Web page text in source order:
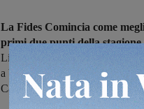
La Fides Comincia come
primi due punti della stagione
Livorno. Esordio difficile in
a Vaiano per 73-60. Synergy in
Castelfiorentino.